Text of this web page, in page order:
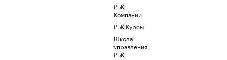
РБК
Компании
РБК Курсы
Школа
управления
РБК